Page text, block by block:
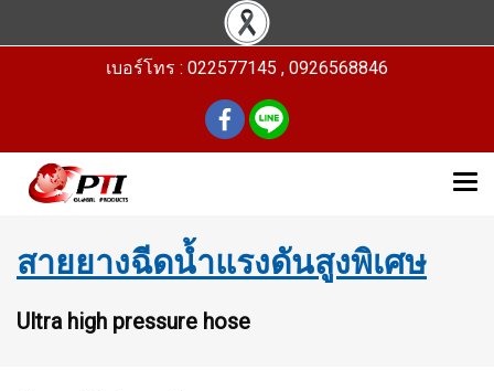
เบอร์โทร : 022577145 , 0926568846
สายยางฉีดน้ำแรงดันสูงพิเศษ
Ultra high pressure hose